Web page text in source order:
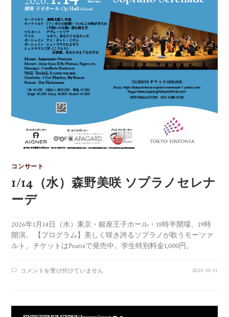
コンサート
1/14（水）森野美咲 ソプラノセレナ
ーデ
2026年1月14日（水）東京・銀座王子ホール・18時半開場、19時
開演。 【プログラム】美しく咲き誇るソプラノが歌うモーツァ
ルト。チケットはPeatixで発売中。学生特別料金1,000円。
コメントを受け付けていません 2025-10-31